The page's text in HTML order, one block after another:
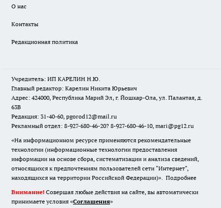
О нас
Контакты
Редакционная политика
Учредитель: ИП КАРЕЛИН Н.Ю.
Главный редактор: Карелин Никита Юрьевич
Адрес: 424000, Республика Марий Эл, г. Йошкар-Ола, ул. Палантая, д.
63В
Редакция: 31-40-60, pgorod12@mail.ru
Рекламный отдел: 8-927-680-46-20? 8-927-680-46-10, mari@pg12.ru
«На информационном ресурсе применяются рекомендательные
технологии (информационные технологии предоставления
информации на основе сбора, систематизации и анализа сведений,
относящихся к предпочтениям пользователей сети "Интернет",
находящихся на территории Российской Федерации)». Подробнее
Внимание! Совершая любые действия на сайте, вы автоматически
принимаете условия «Cоглашения»